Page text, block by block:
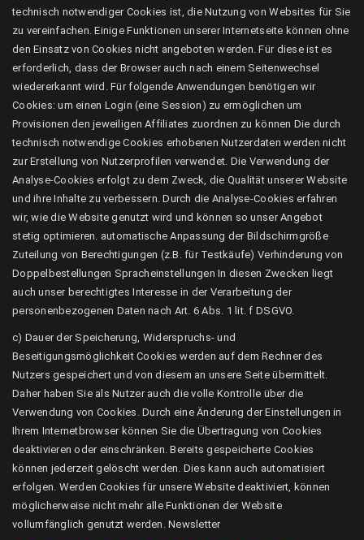
technisch notwendiger Cookies ist, die Nutzung von Websites für Sie
zu vereinfachen. Einige Funktionen unserer Internetseite können ohne
den Einsatz von Cookies nicht angeboten werden. Für diese ist es
erforderlich, dass der Browser auch nach einem Seitenwechsel
wiedererkannt wird. Für folgende Anwendungen benötigen wir
Cookies: um einen Login (eine Session) zu ermöglichen um
Provisionen den jeweiligen Affiliates zuordnen zu können Die durch
technisch notwendige Cookies erhobenen Nutzerdaten werden nicht
zur Erstellung von Nutzerprofilen verwendet. Die Verwendung der
Analyse-Cookies erfolgt zu dem Zweck, die Qualität unserer Website
und ihre Inhalte zu verbessern. Durch die Analyse-Cookies erfahren
wir, wie die Website genutzt wird und können so unser Angebot
stetig optimieren. automatische Anpassung der Bildschirmgröße
Zuteilung von Berechtigungen (z.B. für Testkäufe) Verhinderung von
Doppelbestellungen Spracheinstellungen In diesen Zwecken liegt
auch unser berechtigtes Interesse in der Verarbeitung der
personenbezogenen Daten nach Art. 6 Abs. 1 lit. f DSGVO.
c) Dauer der Speicherung, Widerspruchs- und
Beseitigungsmöglichkeit Cookies werden auf dem Rechner des
Nutzers gespeichert und von diesem an unsere Seite übermittelt.
Daher haben Sie als Nutzer auch die volle Kontrolle über die
Verwendung von Cookies. Durch eine Änderung der Einstellungen in
Ihrem Internetbrowser können Sie die Übertragung von Cookies
deaktivieren oder einschränken. Bereits gespeicherte Cookies
können jederzeit gelöscht werden. Dies kann auch automatisiert
erfolgen. Werden Cookies für unsere Website deaktiviert, können
möglicherweise nicht mehr alle Funktionen der Website
vollumfänglich genutzt werden. Newsletter